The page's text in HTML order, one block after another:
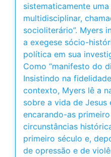
sistematicamente
multidisciplinar,
socioliterário”. Myers
a exegese sócio-
política em sua
Como “manifesto do
Insistindo na
contexto, Myers lê a
sobre a vida de Jesus
encarando-as
circunstâncias
primeiro século e,
de opressão e de